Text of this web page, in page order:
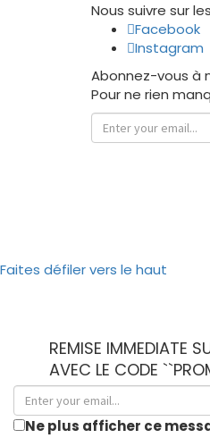
Nous suivre sur
Facebook
Instagram
Abonnez-vous à
Pour ne rien
Faites défiler vers le haut
REMISE IMMEDIATE
AVEC LE CODE
Ne plus afficher ce